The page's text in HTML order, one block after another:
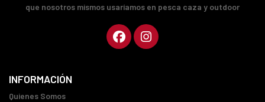
que nosotros mismos usaríamos en pesca caza y outdoor
INFORMACIÓN
Quienes Somos